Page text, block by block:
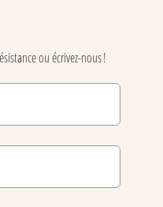
ou écrivez-nous !